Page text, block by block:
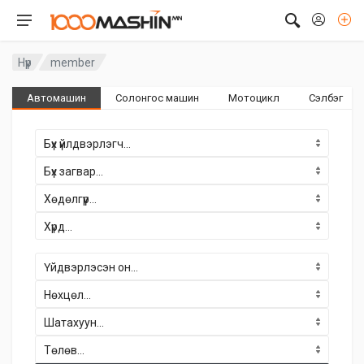
Нүүр member
Автомашин Солонгос машин Мотоцикл Сэлбэг